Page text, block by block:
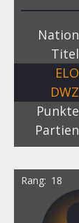
Nation
Titel
ELO
DWZ
Punkte
Partien
Rang 18